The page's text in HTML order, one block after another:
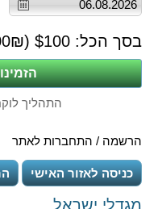
בסך הכל: $ 100
(
₪)
התהליך לוקח
הרשמה / התחברות לאתר
כניסה לאזור האישי
מגדלי ישראל